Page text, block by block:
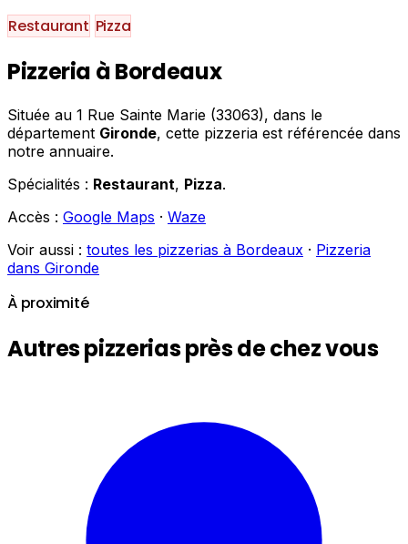
Restaurant Pizza
Pizzeria à Bordeaux
Située au 1 Rue Sainte Marie (33063), dans le
département Gironde, cette pizzeria est référencée dans
notre annuaire.
Spécialités : Restaurant, Pizza.
Accès : Google Maps · Waze
Voir aussi : toutes les pizzerias à Bordeaux · Pizzeria
dans Gironde
À proximité
Autres pizzerias près de chez vous